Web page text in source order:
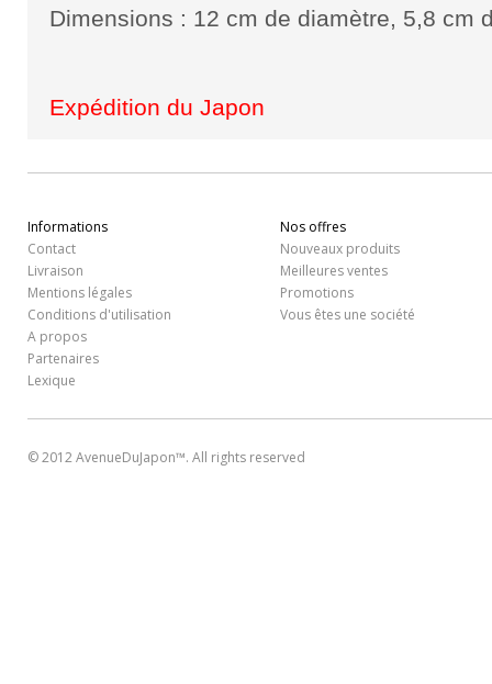
Dimensions : 12 cm de diamètre, 5,8 cm
Expédition du Japon
Informations
Contact
Livraison
Mentions légales
Conditions d'utilisation
A propos
Partenaires
Lexique
Nos offres
Nouveaux produits
Meilleures ventes
Promotions
Vous êtes une société
© 2012 AvenueDuJapon™. All rights reserved